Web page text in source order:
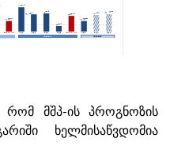
მშპ-ის პროგნოზის
ხელმისაწვდომია